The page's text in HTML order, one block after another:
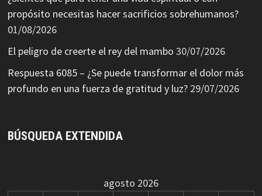
propósito necesitas hacer sacrificios sobrehumanos?
01/08/2026
El peligro de creerte el rey del mambo 30/07/2026
Respuesta 6085 – ¿Se puede transformar el dolor más
profundo en una fuerza de gratitud y luz? 29/07/2026
BÚSQUEDA EXTENDIDA
agosto 2026